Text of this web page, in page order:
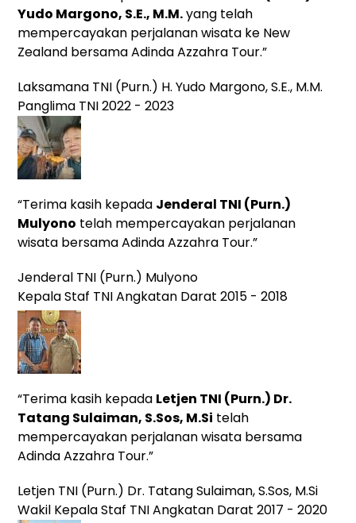
Yudo Margono, S.E., M.M.yang telah
mempercayakan perjalanan wisata ke New
Zealand bersama Adinda Azzahra Tour.”
Laksamana TNI (Purn.) H. Yudo Margono, S.E., M.M.
Panglima TNI 2022 - 2023
“Terima kasih kepada Jenderal TNI (Purn.)
Mulyono telah mempercayakan perjalanan
wisata bersama Adinda Azzahra Tour.”
Jenderal TNI (Purn.) Mulyono
Kepala Staf TNI Angkatan Darat 2015 - 2018
“Terima kasih kepada Letjen TNI (Purn.) Dr.
Tatang Sulaiman, S.Sos, M.Si telah
mempercayakan perjalanan wisata bersama
Adinda Azzahra Tour.”
Letjen TNI (Purn.) Dr. Tatang Sulaiman, S.Sos, M.Si
Wakil Kepala Staf TNI Angkatan Darat 2017 - 2020